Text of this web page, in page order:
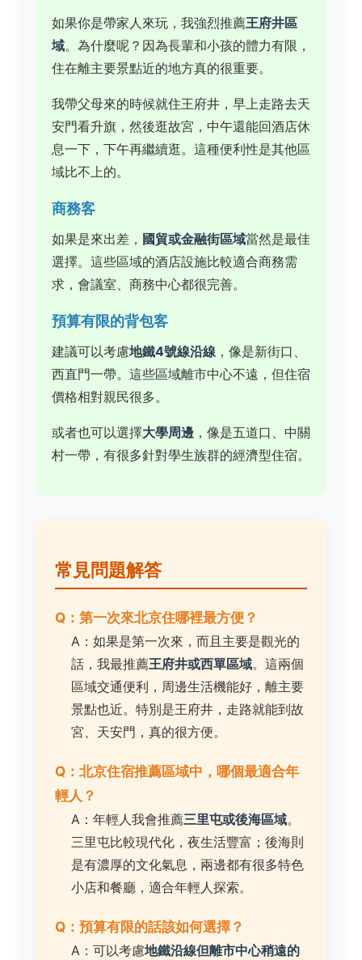
如果你是帶家人來玩，我強烈推薦王府井區
域。為什麼呢？因為長輩和小孩的體力有限，
住在離主要景點近的地方真的很重要。
我帶父母來的時候就住王府井，早上走路去天
安門看升旗，然後逛故宮，中午還能回酒店休
息一下，下午再繼續逛。這種便利性是其他區
域比不上的。
商務客
如果是來出差， 國貿或金融街區域當然是最佳
選擇。這些區域的酒店設施比較適合商務需
求，會議室、商務中心都很完善。
預算有限的背包客
建議可以考慮地鐵4號線沿線 ，像是新街口、
西直門一帶。這些區域離市中心不遠，但住宿
價格相對親民很多。
或者也可以選擇大學周邊 ，像是五道口、中關
村一帶，有很多針對學生族群的經濟型住宿。
常見問題解答
Q：第一次來北京住哪裡最方便？
A：如果是第一次來，而且主要是觀光的
話，我最推薦王府井或西單區域。這兩個
區域交通便利，周邊生活機能好，離主要
景點也近。特別是王府井，走路就能到故
宮、天安門，真的很方便。
Q：北京住宿推薦區域中，哪個最適合年
輕人？
A：年輕人我會推薦三里屯或後海區域。
三里屯比較現代化，夜生活豐富；後海則
是有濃厚的文化氣息，兩邊都有很多特色
小店和餐廳，適合年輕人探索。
Q：預算有限的話該如何選擇？
A：可以考慮地鐵沿線但離市中心稍遠的